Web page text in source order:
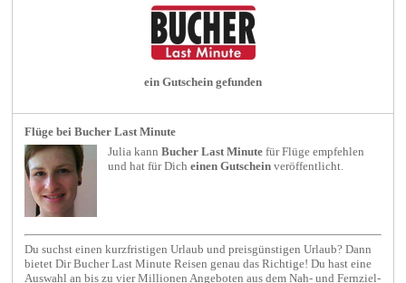
ein Gutschein gefunden
Flüge bei Bucher Last Minute
Julia kannBucher Last Minute fürFlüge empfehlen
und hat für Dicheinen Gutschein veröffentlicht.
Du suchst einen kurzfristigen Urlaub und preisgünstigen Urlaub? Dann
bietet Dir Bucher Last Minute Reisen genau das Richtige! Du hast eine
Auswahl an bis zu vier Millionen Angeboten aus dem Nah- und Fernziel-